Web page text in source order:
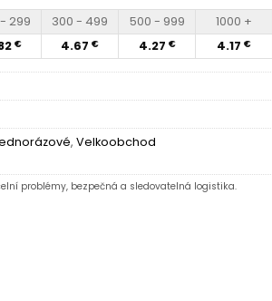
299 300 - 499 500 - 999
1000 +
€ 4.67 € 4.27 € 4.17 €
, Velkoobchod
problémy, bezpečná a sledovatelná logistika.